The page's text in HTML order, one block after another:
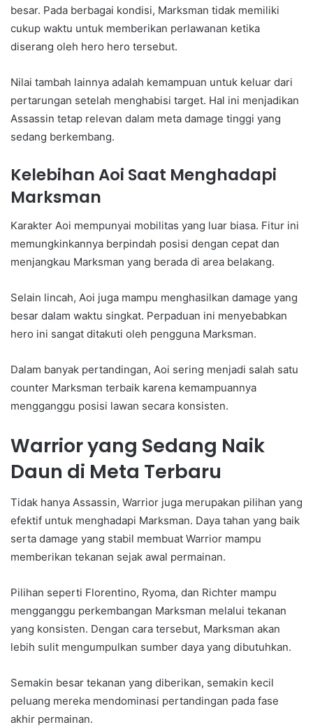
besar. Pada berbagai kondisi, Marksman tidak memiliki
cukup waktu untuk memberikan perlawanan ketika
diserang oleh hero hero tersebut.
Nilai tambah lainnya adalah kemampuan untuk keluar dari
pertarungan setelah menghabisi target. Hal ini menjadikan
Assassin tetap relevan dalam meta damage tinggi yang
sedang berkembang.
Kelebihan Aoi Saat Menghadapi
Marksman
Karakter Aoi mempunyai mobilitas yang luar biasa. Fitur ini
memungkinkannya berpindah posisi dengan cepat dan
menjangkau Marksman yang berada di area belakang.
Selain lincah, Aoi juga mampu menghasilkan damage yang
besar dalam waktu singkat. Perpaduan ini menyebabkan
hero ini sangat ditakuti oleh pengguna Marksman.
Dalam banyak pertandingan, Aoi sering menjadi salah satu
counter Marksman terbaik karena kemampuannya
mengganggu posisi lawan secara konsisten.
Warrior yang Sedang Naik
Daun di Meta Terbaru
Tidak hanya Assassin, Warrior juga merupakan pilihan yang
efektif untuk menghadapi Marksman. Daya tahan yang baik
serta damage yang stabil membuat Warrior mampu
memberikan tekanan sejak awal permainan.
Pilihan seperti Florentino, Ryoma, dan Richter mampu
mengganggu perkembangan Marksman melalui tekanan
yang konsisten. Dengan cara tersebut, Marksman akan
lebih sulit mengumpulkan sumber daya yang dibutuhkan.
Semakin besar tekanan yang diberikan, semakin kecil
peluang mereka mendominasi pertandingan pada fase
akhir permainan.